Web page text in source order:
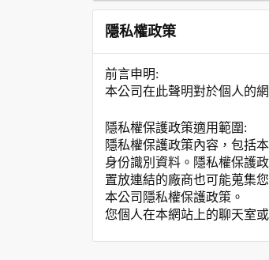
隱私權政策
前言申明:
本公司在此聲明對於個人的
隱私權保護政策適用範圍:
隱私權保護政策內容，包括
身份識別資料。隱私權保護
置放連結的廠商也可能蒐集
本公司隱私權保護政策。
您個人在本網站上的聊天室